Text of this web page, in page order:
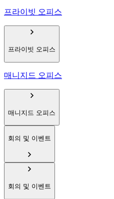
프라이빗 오피스
프라이빗 오피스
매니지드 오피스
매니지드 오피스
회의 및 이벤트
회의 및 이벤트